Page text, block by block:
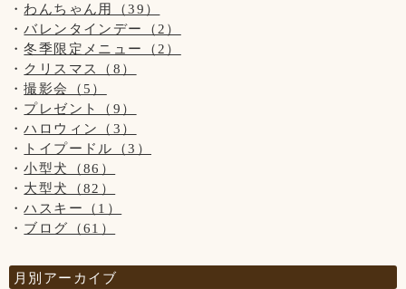
わんちゃん用（39）
バレンタインデー（2）
冬季限定メニュー（2）
クリスマス（8）
撮影会（5）
プレゼント（9）
ハロウィン（3）
トイプードル（3）
小型犬（86）
大型犬（82）
ハスキー（1）
ブログ（61）
月別アーカイブ